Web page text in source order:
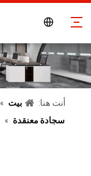
أنت هنا: بيت »
سجادة معنقدة »